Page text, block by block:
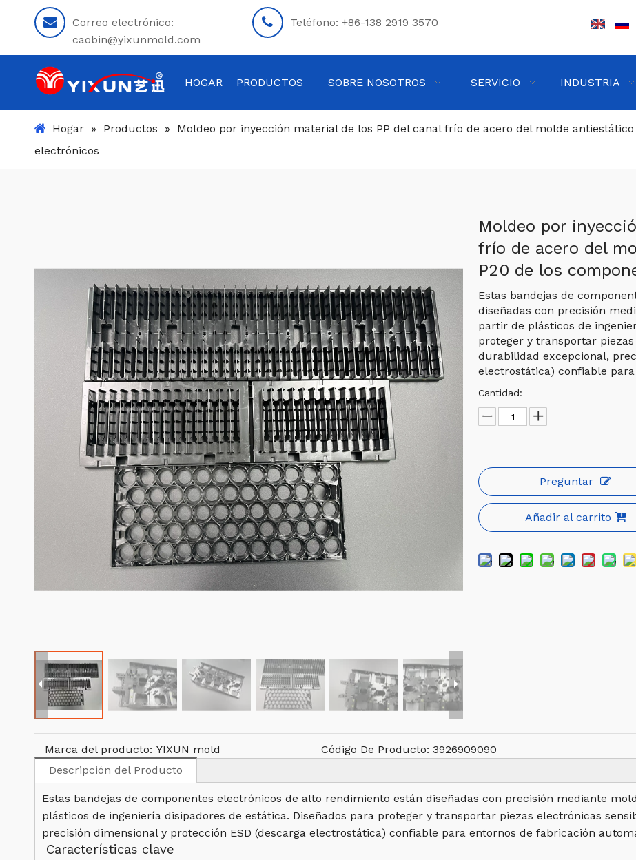
Correo electrónico:
caobin@yixunmold.com
Teléfono: +86-138 2919 3570
HOGAR PRODUCTOS SOBRE NOSOTROS SERVICIO INDUSTRIA
Hogar » Productos »
Moldeo por inyección material de los PP del canal frío de acero del molde
electrónicos
Moldeo por
frío de acero del
P20 de los
Estas bandejas de
diseñadas con precisión
partir de plásticos de
proteger y transportar
durabilidad excepcional,
electrostática) confiable
Cantidad:
Preguntar
Añadir al carrito
Marca del producto: YIXUN mold Código De Producto: 3926909090
Descripción del Producto
Estas bandejas de componentes electrónicos de alto rendimiento están diseñadas con precisión mediante
plásticos de ingeniería disipadores de estática. Diseñados para proteger y transportar piezas electrónicas
precisión dimensional y protección ESD (descarga electrostática) confiable para entornos de fabricación
Características clave